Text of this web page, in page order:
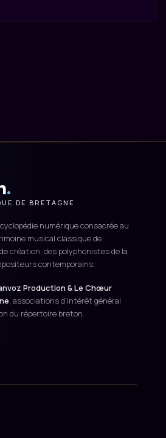
.
DE BRETAGNE
numérique consacrée au
musical classique de
création, des polyphonistes de la
contemporains.
Production & Le Chœur
, associations d'intérêt général
du répertoire breton.